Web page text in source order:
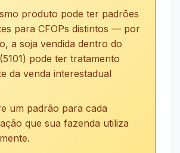
produto pode ter padrões
para CFOPs distintos — por
a soja vendida dentro do
pode ter tratamento
da venda interestadual
um padrão para cada
que sua fazenda utiliza